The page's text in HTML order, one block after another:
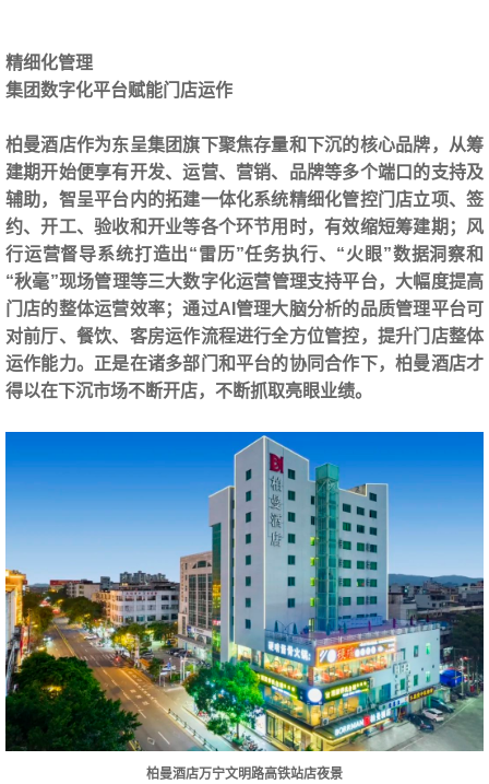
精细化管理
集团数字化平台赋能门店运作
柏曼酒店作为东呈集团旗下聚焦存量和下沉的核心品牌，从筹
建期开始便享有开发、运营、营销、品牌等多个端口的支持及
辅助，智呈平台内的拓建一体化系统精细化管控门店立项、签
约、开工、验收和开业等各个环节用时，有效缩短筹建期；风
行运营督导系统打造出“雷历”任务执行、“火眼”数据洞察和
“秋毫”现场管理等三大数字化运营管理支持平台，大幅度提高
门店的整体运营效率；通过AI管理大脑分析的品质管理平台可
对前厅、餐饮、客房运作流程进行全方位管控，提升门店整体
运作能力。正是在诸多部门和平台的协同合作下，柏曼酒店才
得以在下沉市场不断开店，不断抓取亮眼业绩。
柏曼酒店万宁文明路高铁站店夜景